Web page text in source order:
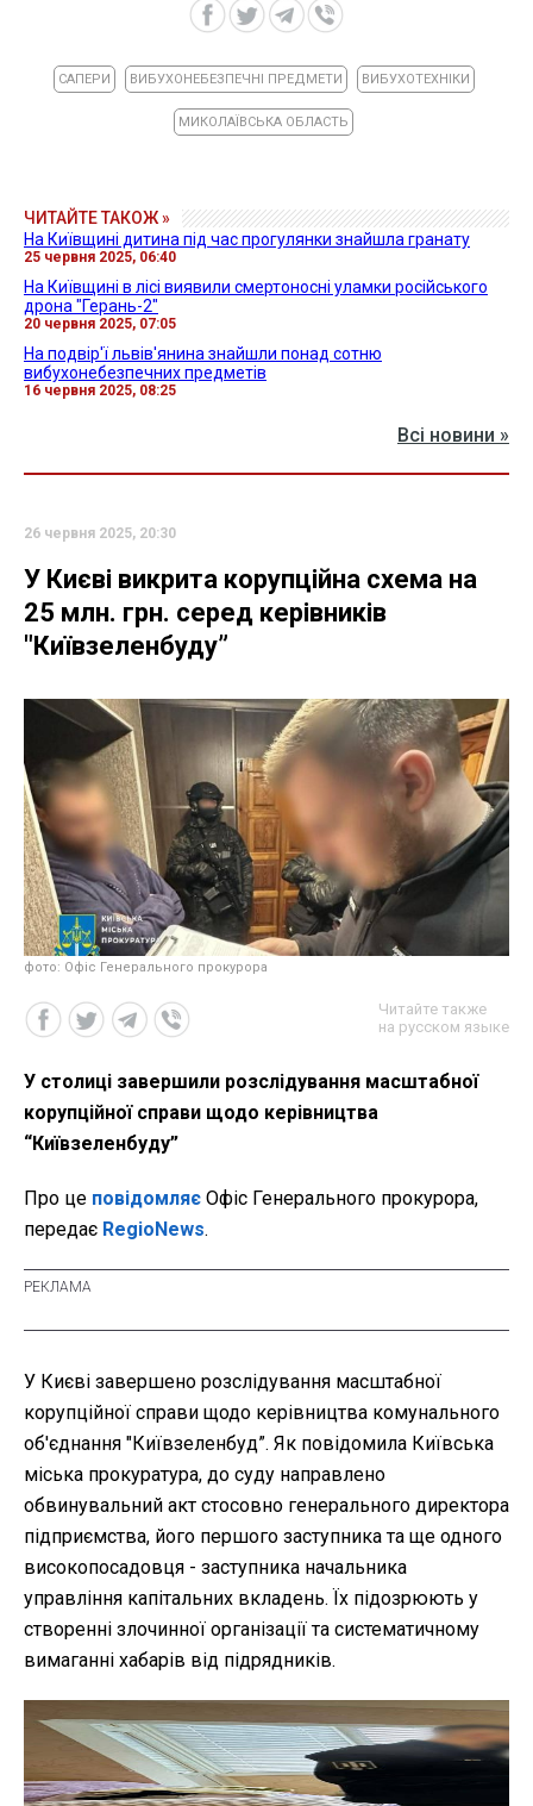
САПЕРИ ВИБУХОНЕБЕЗПЕЧНІ ПРЕДМЕТИ ВИБУХОТЕХНІКИ
МИКОЛАЇВСЬКА ОБЛАСТЬ
ЧИТАЙТЕ ТАКОЖ »
На Київщині дитина під час прогулянки знайшла гранату
25 червня 2025, 06:40
На Київщині в лісі виявили смертоносні уламки російського
дрона "Герань-2"
20 червня 2025, 07:05
На подвір'ї львів'янина знайшли понад сотню
вибухонебезпечних предметів
16 червня 2025, 08:25
Всі новини »
26 червня 2025, 20:30
У Києві викрита корупційна схема на
25 млн. грн. серед керівників
"Київзеленбуду”
фото: Офіс Генерального прокурора
Читайте также
на русском языке
У столиці завершили розслідування масштабної
корупційної справи щодо керівництва
“Київзеленбуду”
Про це повідомляє Офіс Генерального прокурора,
передає RegioNews.
У Києві завершено розслідування масштабної
корупційної справи щодо керівництва комунального
об'єднання "Київзеленбуд”. Як повідомила Київська
міська прокуратура, до суду направлено
обвинувальний акт стосовно генерального директора
підприємства, його першого заступника та ще одного
високопосадовця - заступника начальника
управління капітальних вкладень. Їх підозрюють у
створенні злочинної організації та систематичному
вимаганні хабарів від підрядників.